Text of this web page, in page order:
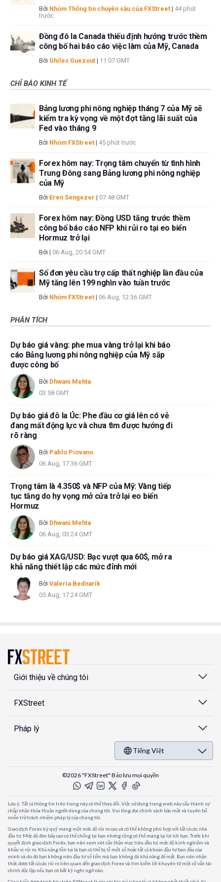
Bởi Nhóm Thông tin chuyên sâu của FXStreet | 44 phút
trước
Đồng đô la Canada thiếu định hướng trước thềm
công bố hai báo cáo việc làm của Mỹ, Canada
Bởi Ghiles Guezout | 11:07 GMT
CHỈ BÁO KINH TẾ
Bảng lương phi nông nghiệp tháng 7 của Mỹ sẽ
kiểm tra kỳ vọng về một đợt tăng lãi suất của
Fed vào tháng 9
Bởi Nhóm FXStreet | 45 phút trước
Forex hôm nay: Trọng tâm chuyển từ tình hình
Trung Đông sang Bảng lương phi nông nghiệp
của Mỹ
Bởi Eren Sengezer | 07:48 GMT
Forex hôm nay: Đồng USD tăng trước thềm
công bố báo cáo NFP khi rủi ro tại eo biển
Hormuz trở lại
Bởi | 06 Aug, 20:54 GMT
Số đơn yêu cầu trợ cấp thất nghiệp lần đầu của
Mỹ tăng lên 199 nghìn vào tuần trước
Bởi Nhóm FXStreet | 06 Aug, 12:36 GMT
PHÂN TÍCH
Dự báo giá vàng: phe mua vàng trở lại khi báo
cáo Bảng lương phi nông nghiệp của Mỹ sắp
được công bố
Bởi Dhwani Mehta
03:58 GMT
Dự báo giá đô la Úc: Phe đầu cơ giá lên có vẻ
đang mất động lực và chưa tìm được hướng đi
rõ ràng
Bởi Pablo Piovano
06 Aug, 17:36 GMT
Trọng tâm là 4.350$ và NFP của Mỹ: Vàng tiếp
tục tăng do hy vọng mở cửa trở lại eo biển
Hormuz
Bởi Dhwani Mehta
06 Aug, 03:24 GMT
Dự báo giá XAG/USD: Bạc vượt qua 60$, mở ra
khả năng thiết lập các mức đỉnh mới
Bởi Valeria Bednarik
05 Aug, 17:24 GMT
Giới thiệu về chúng tôi
FXStreet
Pháp lý
Tiếng Việt
©2026 "FXStreet" Bảo lưu mọi quyền
Lưu ý: Tất cả thông tin trên trang này có thể thay đổi. Việc sử dụng trang web này cấu thành sự
chấp nhận thỏa thuận người dùng của chúng tôi. Vui lòng đọc chính sách bảo mật và tuyên bố
miễn trừ trách nhiệm pháp lý của chúng tôi.
Giao dịch Forex ký quỹ mang một mức độ rủi ro cao và có thể không phù hợp với tất cả các nhà
đầu tư. Mức độ đòn bẩy cao có thể chống lại bạn nhưng cũng có thể mang lại lợi ích bạn. Trước khi
quyết định giao dịch Forêx, bạn nên xem xét cẩn thận mục tiêu đầu tư, mức độ kinh nghiệm và
khẩu vị rủi ro. Khả năng tồn tại là bạn có thể bị lỗ một số hoặc tất cả khoản đầu tư ban đầu của
mình và do đó bạn không nên đầu tư số tiền mà bạn không đủ khả năng để mất. Bạn nên nhận
thức được tất cả các rủi ro liên quan đến giao dịch Forex và tìm kiếm lời khuyên từ một cố vấn tài
chính độc lập nếu bạn có bất kỳ nghi ngờ nào.